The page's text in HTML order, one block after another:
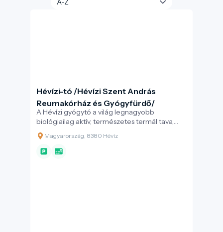
Hévízi-tó /Hévízi Szent András
Reumakórház és Gyógyfürdő/
A Hévízi gyógytó a világ legnagyobb
biológiailag aktív, természetes termál tava,
mely testet és lelket egyaránt felüdít
Magyarország, 8380 Hévíz